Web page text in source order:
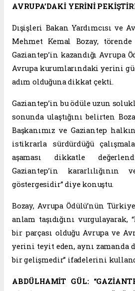
AVRUPA’DAKİ YERİNİ
Dışişleri Bakan Yardımcısı ve
Mehmet Kemal Bozay, törende
Gaziantep’in kazandığı Avrupa
Avrupa kurumlarındaki yerini
adım olduğuna dikkat çekti.
Gaziantep’in bu ödüle uzun
sonunda ulaştığını belirten
Başkanımız ve Gaziantep
istikrarla sürdürdüğü
aşaması dikkatle
Gaziantep’in
göstergesidir” diye konuştu.
Bozay, Avrupa Ödülü’nün
anlam taşıdığını vurgulayarak,
bir parçası olduğu Avrupa ve
yerini teyit eden, aynı zamanda
bir gelişmedir” ifadelerini
ABDÜLHAMİT GÜL: